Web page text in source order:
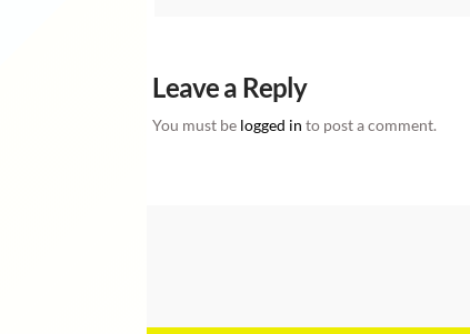
Leave a Reply
You must be logged in to post a comment.